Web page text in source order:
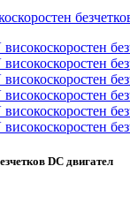
DC двигател